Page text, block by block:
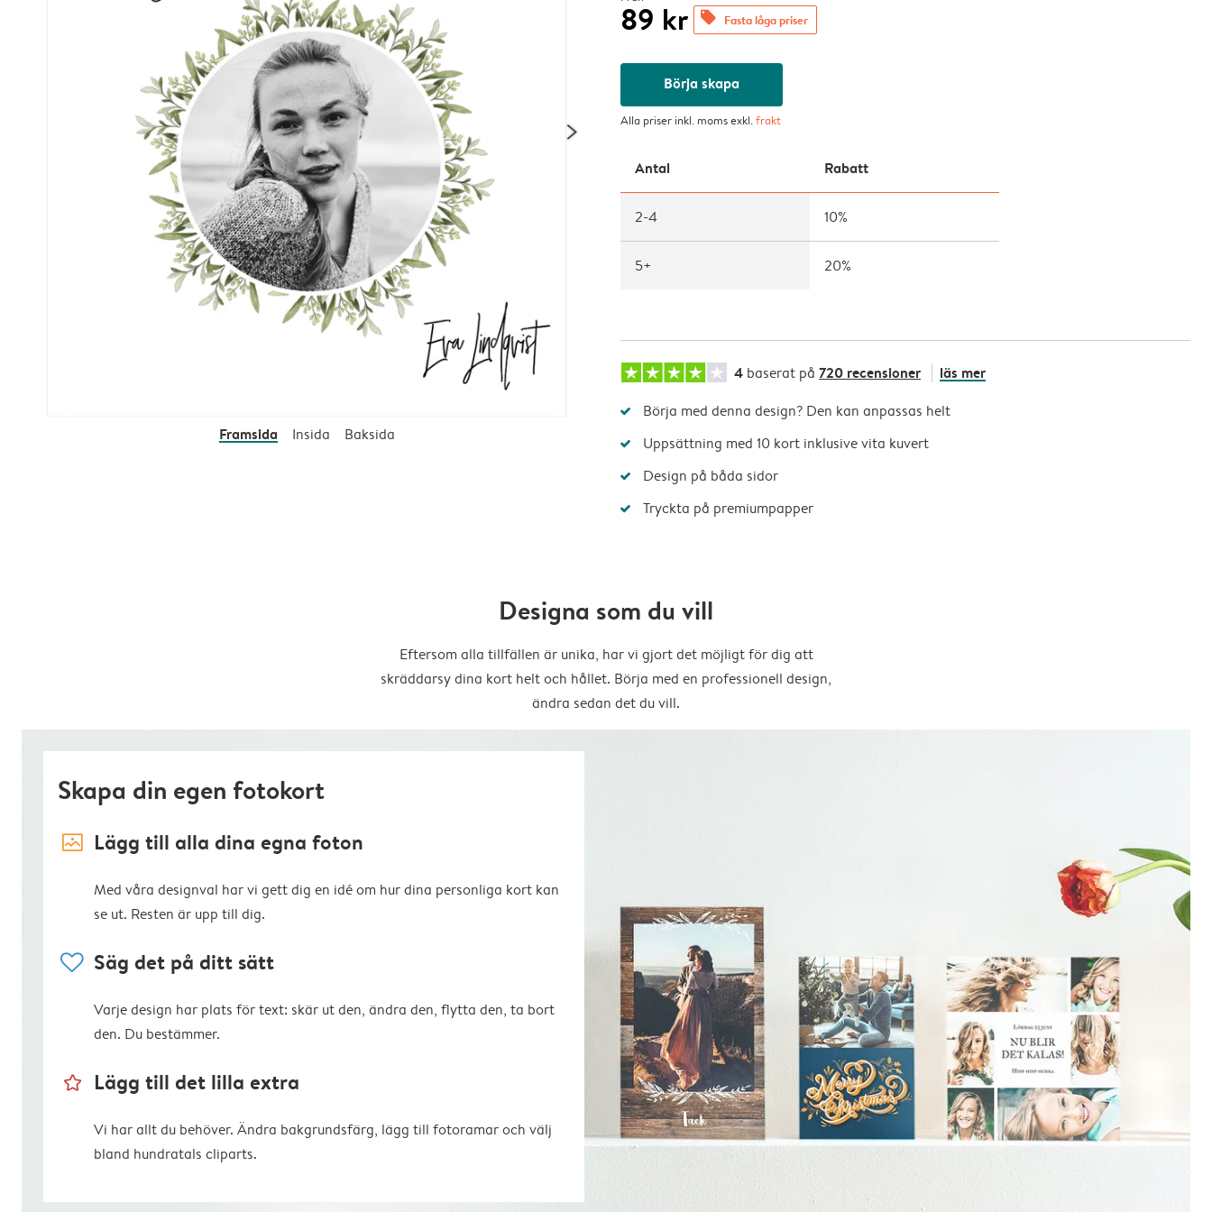
Framsida Insida Baksida
89 kr offers Fasta låga priser
Börja skapa
Alla priser inkl. moms exkl.frakt
Antal Rabatt
2-4 10%
5+ 20%
4 baserat på 720 recensioner läs mer
Börja med denna design? Den kan anpassas helt
Uppsättning med 10 kort inklusive vita kuvert
Design på båda sidor
Tryckta på premiumpapper
Designa som du vill
Eftersom alla tillfällen är unika, har vi gjort det möjligt för dig att
skräddarsy dina kort helt och hållet. Börja med en professionell design,
ändra sedan det du vill.
Skapa din egen fotokort
image_placeholder Lägg till alla dina egna foton
Med våra designval har vi gett dig en idé om hur dina personliga kort kan
se ut. Resten är upp till dig.
heart Säg det på ditt sätt
Varje design har plats för text: skär ut den, ändra den, flytta den, ta bort
den. Du bestämmer.
star_outline Lägg till det lilla extra
Vi har allt du behöver. Ändra bakgrundsfärg, lägg till fotoramar och välj
bland hundratals cliparts.